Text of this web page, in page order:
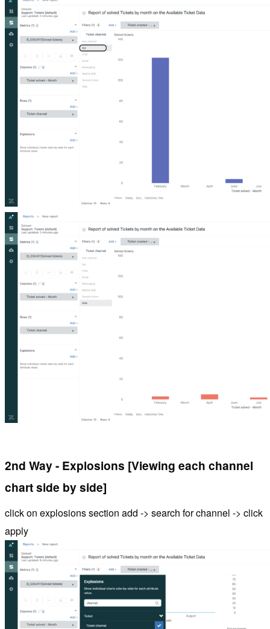
2nd Way - Explosions [Viewing each channel
chart side by side]
click on explosions section add -> search for channel -> click
apply